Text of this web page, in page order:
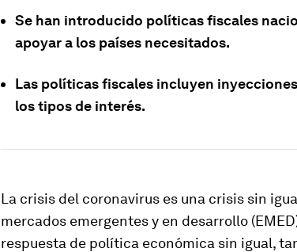
Se han introducido políticas fiscales
apoyar a los países necesitados.
Las políticas fiscales incluyen
los tipos de interés.
La crisis del coronavirus es una crisis sin
mercados emergentes y en desarrollo
respuesta de política económica sin igual,